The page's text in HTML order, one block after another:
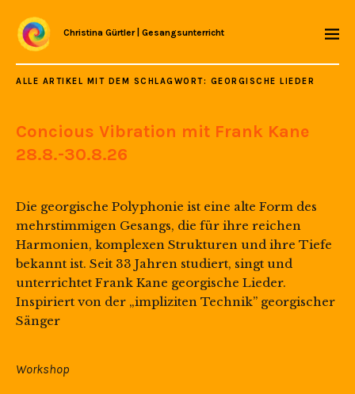
Christina Gürtler | Gesangsunterricht
ALLE ARTIKEL MIT DEM SCHLAGWORT: GEORGISCHE LIEDER
Concious Vibration mit Frank Kane
28.8.-30.8.26
Die georgische Polyphonie ist eine alte Form des
mehrstimmigen Gesangs, die für ihre reichen
Harmonien, komplexen Strukturen und ihre Tiefe
bekannt ist. Seit 33 Jahren studiert, singt und
unterrichtet Frank Kane georgische Lieder.
Inspiriert von der „impliziten Technik” georgischer
Sänger
Workshop